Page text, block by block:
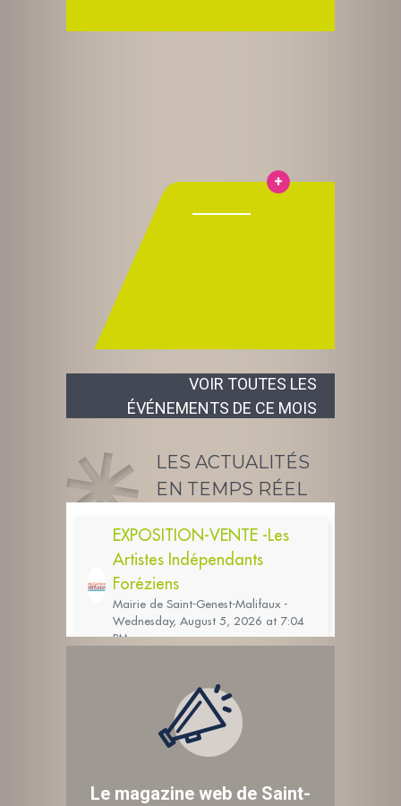
VOIR TOUTES LES
ÉVÉNEMENTS DE CE MOIS
LES ACTUALITÉS
EN TEMPS RÉEL
Le magazine web de Saint-